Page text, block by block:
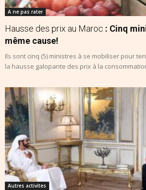
A ne pas rater
Hausse des prix au Maroc : Cinq
même cause!
Ils sont cinq (5) ministres à se mobiliser pour
la hausse galopante des prix à la
Autres activites